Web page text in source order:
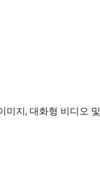
미지, 대화형 비디오 및